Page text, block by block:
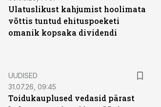
Ulatuslikust kahjumist hoolimata
võttis tuntud ehituspoeketi
omanik kopsaka dividendi
UUDISED
31.07.26, 09:45
Toidukauplused vedasid pärast